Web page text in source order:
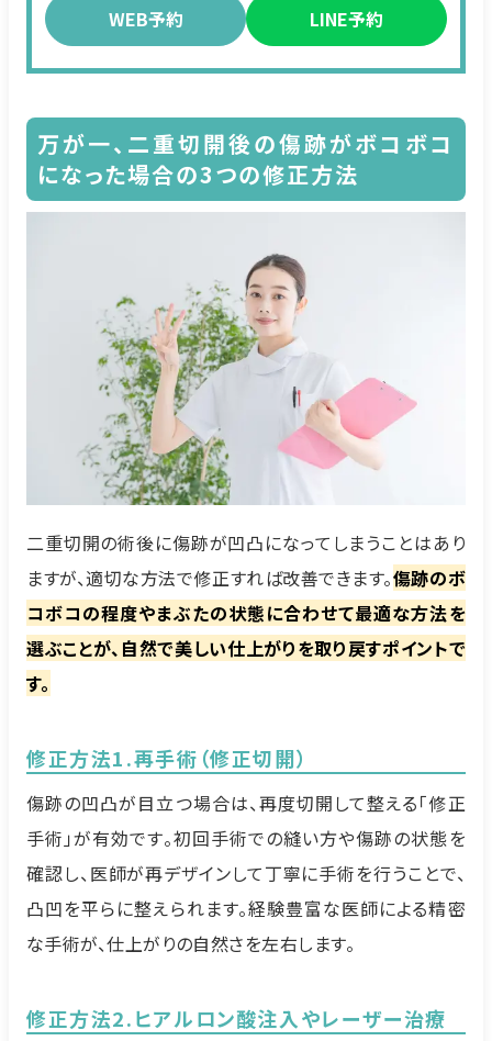
WEB予約 LINE予約
万が一、二重切開後の傷跡がボコボコ
になった場合の3つの修正方法
二重切開の術後に傷跡が凹凸になってしまうことはあり
ますが、適切な方法で修正すれば改善できます。傷跡のボ
コボコの程度やまぶたの状態に合わせて最適な方法を
選ぶことが、自然で美しい仕上がりを取り戻すポイントで
す。
修正方法1.再手術（修正切開）
傷跡の凹凸が目立つ場合は、再度切開して整える「修正
手術」が有効です。初回手術での縫い方や傷跡の状態を
確認し、医師が再デザインして丁寧に手術を行うことで、
凸凹を平らに整えられます。経験豊富な医師による精密
な手術が、仕上がりの自然さを左右します。
修正方法2.ヒアルロン酸注入やレーザー治療